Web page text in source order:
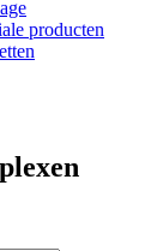
producten